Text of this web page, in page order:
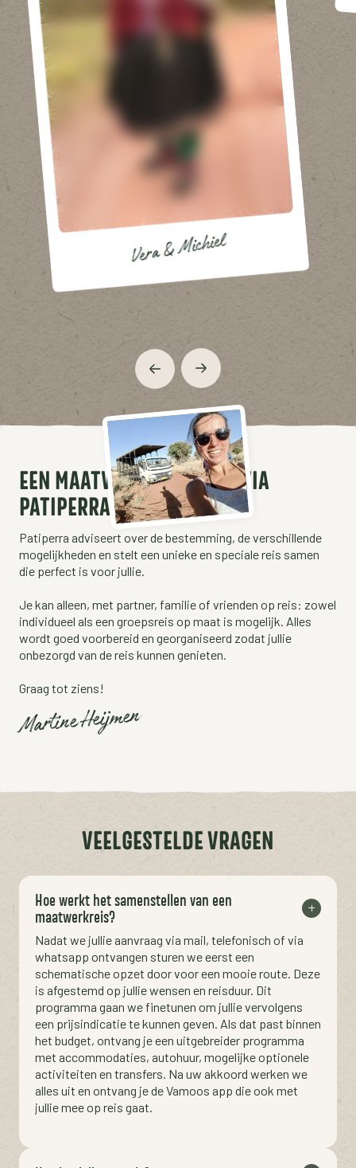
Vera & Michiel
EEN MAATWERK AUTOREIS VIA
PATIPERRA
Patiperra adviseert over de bestemming, de verschillende
mogelijkheden en stelt een unieke en speciale reis samen
die perfect is voor jullie.
Je kan alleen, met partner, familie of vrienden op reis: zowel
individueel als een groepsreis op maat is mogelijk. Alles
wordt goed voorbereid en georganiseerd zodat jullie
onbezorgd van de reis kunnen genieten.
Graag tot ziens!
Martine Heijmen
VEELGESTELDE VRAGEN
Hoe werkt het samenstellen van een
maatwerkreis?
Nadat we jullie aanvraag via mail, telefonisch of via
whatsapp ontvangen sturen we eerst een
schematische opzet door voor een mooie route. Deze
is afgestemd op jullie wensen en reisduur. Dit
programma gaan we finetunen om jullie vervolgens
een prijsindicatie te kunnen geven. Als dat past binnen
het budget, ontvang je een uitgebreider programma
met accommodaties, autohuur, mogelijke optionele
activiteiten en transfers. Na uw akkoord werken we
alles uit en ontvang je de Vamoos app die ook met
jullie mee op reis gaat.